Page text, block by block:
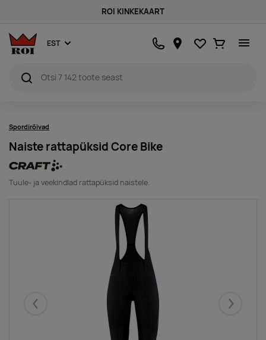
ROI KINKEKAART
EST Lemmikud
Ostukorv
Spordirõivad
Naiste rattapüksid Core Bike
Tuule- ja veekindlad rattapüksid naistele.
Eelmised